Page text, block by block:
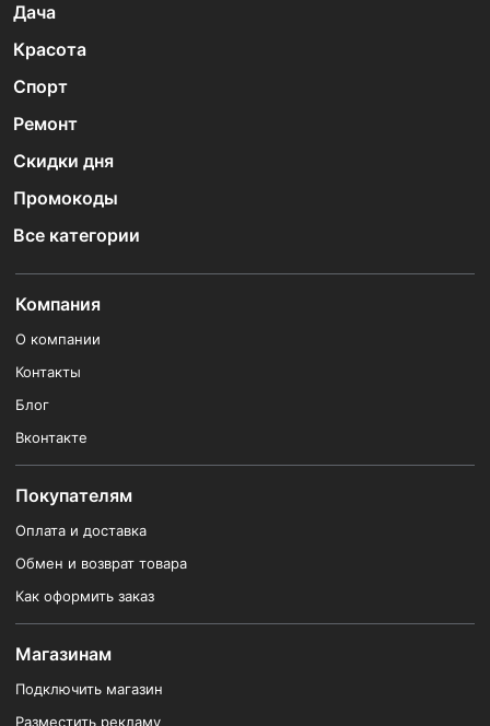
Дача
Красота
Спорт
Ремонт
Скидки дня
Промокоды
Все категории
Компания
О компании
Контакты
Блог
Вконтакте
Покупателям
Оплата и доставка
Обмен и возврат товара
Как оформить заказ
Магазинам
Подключить магазин
Разместить рекламу